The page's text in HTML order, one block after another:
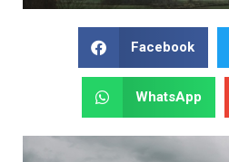
Facebook
WhatsApp